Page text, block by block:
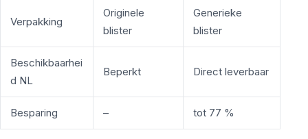
Verpakking
Originele
blister
Generieke
blister
Beschikbaarhei
d NL
Beperkt Direct leverbaar
Besparing – tot 77 %